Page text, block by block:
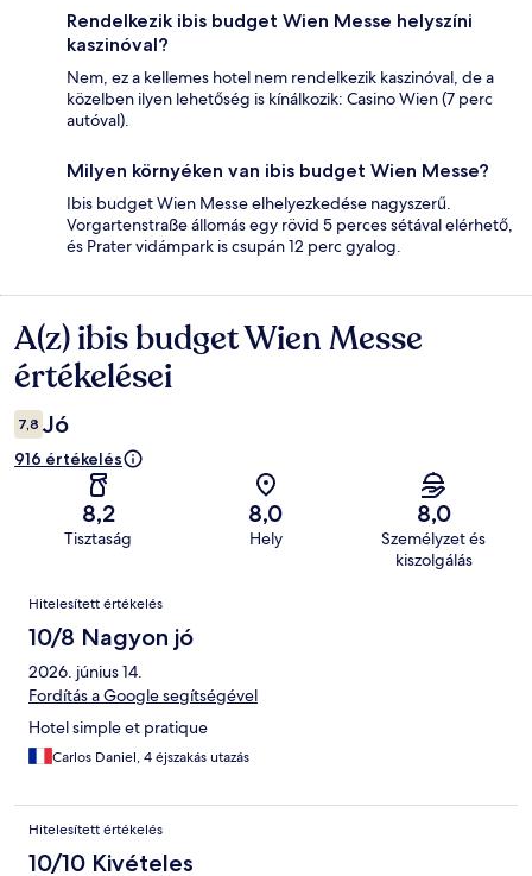
Rendelkezik ibis budget Wien Messe helyszíni
kaszinóval?
Nem, ez a kellemes hotel nem rendelkezik kaszinóval, de a
közelben ilyen lehetőség is kínálkozik: Casino Wien (7 perc
autóval).
Milyen környéken van ibis budget Wien Messe?
Ibis budget Wien Messe elhelyezkedése nagyszerű.
Vorgartenstraße állomás egy rövid 5 perces sétával elérhető,
és Prater vidámpark is csupán 12 perc gyalog.
Értékelések
A(z) ibis budget Wien Messe
értékelései
7,8 Jó
916 értékelés
8,2
Tisztaság
8,0
Hely
8,0
Személyzet és
kiszolgálás
Értékelések
Hitelesített értékelés
10/8 Nagyon jó
2026. június 14.
Fordítás a Google segítségével
Hotel simple et pratique
Carlos Daniel, 4 éjszakás utazás
Hitelesített értékelés
10/10 Kivételes